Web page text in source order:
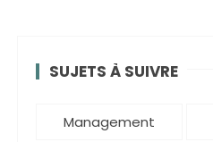
SUJETS À SUIVRE
Management